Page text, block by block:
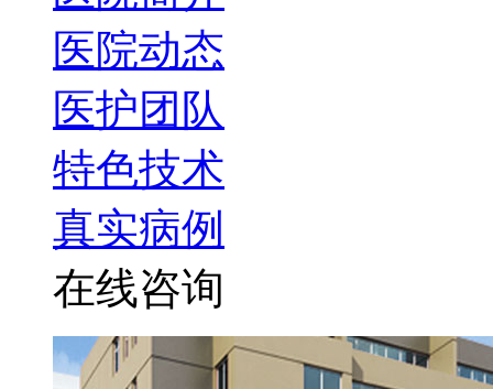
医院动态
医护团队
特色技术
真实病例
在线咨询